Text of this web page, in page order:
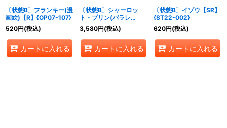
〔状態B〕フランキー(漫
画絵)【R】{OP07-107}
520円(税込)
カートに入れる
〔状態B〕シャーロッ
ト・プリン(パラレ
ル/illust:Hashimoto Q)
【SP】{OP06-047}
3,580円(税込)
カートに入れる
〔状態B〕イゾウ【SR】
{ST22-002}
620円(税込)
カートに入れる